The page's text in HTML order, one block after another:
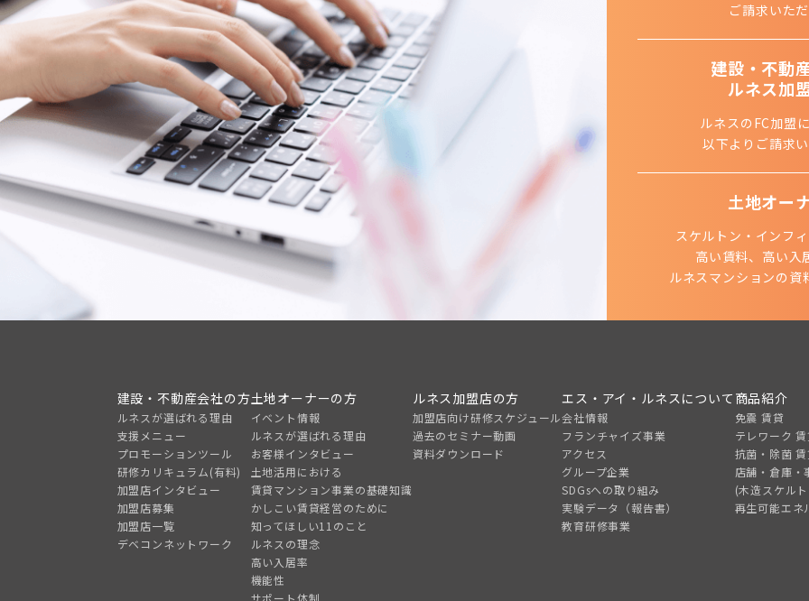
ご請求いた
建設・不動
ルネス加
ルネスのFC加盟
以下よりご請求
土地オー
スケルトン・インフ
高い賃料、高い入
ルネスマンションの資
建設・不動産会社の方
ルネスが選ばれる理由
支援メニュー
プロモーションツール
研修カリキュラム(有料)
加盟店インタビュー
加盟店募集
加盟店一覧
デベコンネットワーク
土地オーナーの方
イベント情報
ルネスが選ばれる理由
お客様インタビュー
土地活用における
賃貸マンション事業の基礎知識
かしこい賃貸経営のために
知ってほしい11のこと
ルネスの理念
高い入居率
機能性
ルネス加盟店の方
加盟店向け研修スケジュール
過去のセミナー動画
資料ダウンロード
エス・アイ・ルネスについて
会社情報
フランチャイズ事業
アクセス
グループ企業
SDGsへの取り組み
実験データ（報告書）
教育研修事業
商品紹介
免震 賃貸
テレワーク
抗菌・除菌
店舗・倉庫・
(木造スケル
再生可能エネ